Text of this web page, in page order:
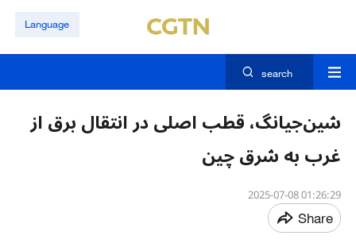
Language
search
شین‌جیانگ، قطب اصلی در انتقال برق از
غرب به شرق چین
01:26:29 2025-07-08
Share